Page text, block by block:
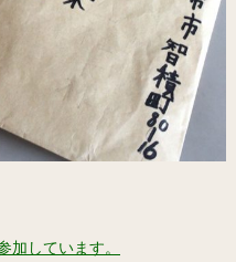
加しています。